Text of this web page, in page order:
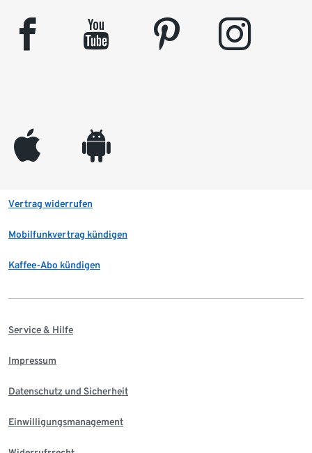
facebook youtube pinterest instagram
appleinc android
Vertrag widerrufen
Mobilfunkvertrag kündigen
Kaffee-Abo kündigen
Service & Hilfe
Impressum
Datenschutz und Sicherheit
Einwilligungsmanagement